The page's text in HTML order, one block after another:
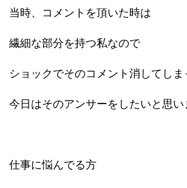
当時、コメントを頂いた時は
繊細な部分を持つ私なので
ショックでそのコメント消してし
今日はそのアンサーをしたいと思い
仕事に悩んでる方